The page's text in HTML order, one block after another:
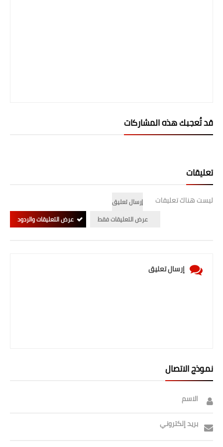
صحة وطب
قد تُعجبك هذه المشاركات
تعليقات
ليست هناك تعليقات
إرسال تعليق
عرض التعليقات فقط
عرض التعليقات والردود
إرسال تعليق
نموذج الاتصال
الاسم
بريد إلكتروني